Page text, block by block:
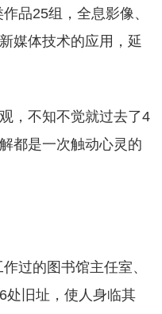
品25组，全息影像、
媒体技术的应用，延
不知不觉就过去了4
都是一次触动心灵的
过的图书馆主任室、
处旧址，使人身临其